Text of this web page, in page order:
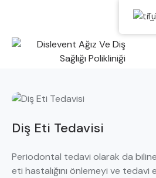
Diş Eti Tedavisi
Periodontal tedavi olarak da
eti hastalığını önlemeyi ve